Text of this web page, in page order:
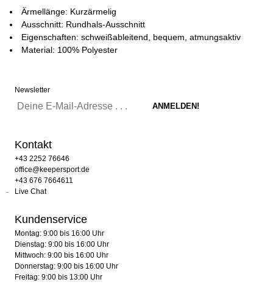
Ärmellänge: Kurzärmelig
Ausschnitt: Rundhals-Ausschnitt
Eigenschaften: schweißableitend, bequem, atmungsaktiv
Material: 100% Polyester
Newsletter
Kontakt
+43 2252 76646
office@keepersport.de
+43 676 7664611
Live Chat
Kundenservice
Montag: 9:00 bis 16:00 Uhr
Dienstag: 9:00 bis 16:00 Uhr
Mittwoch: 9:00 bis 16:00 Uhr
Donnerstag: 9:00 bis 16:00 Uhr
Freitag: 9:00 bis 13:00 Uhr